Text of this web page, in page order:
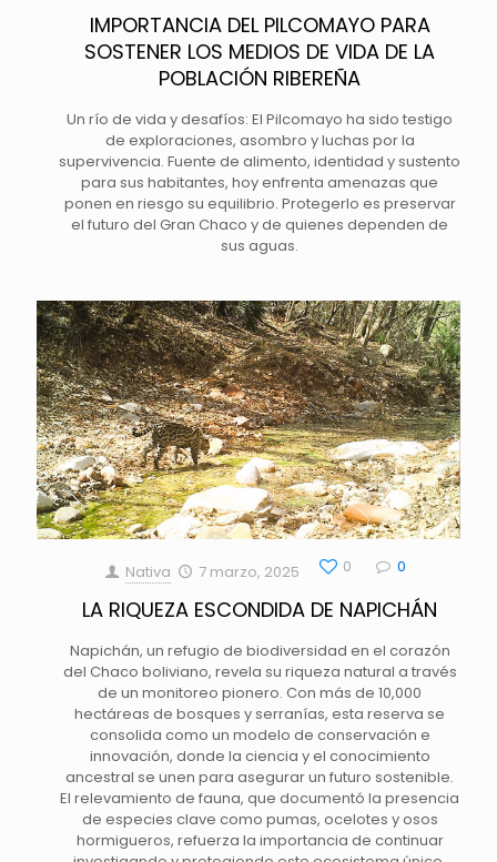
IMPORTANCIA DEL PILCOMAYO PARA
SOSTENER LOS MEDIOS DE VIDA DE LA
POBLACIÓN RIBEREÑA
Un río de vida y desafíos: El Pilcomayo ha sido testigo
de exploraciones, asombro y luchas por la
supervivencia. Fuente de alimento, identidad y sustento
para sus habitantes, hoy enfrenta amenazas que
ponen en riesgo su equilibrio. Protegerlo es preservar
el futuro del Gran Chaco y de quienes dependen de
sus aguas.
Nativa 7 marzo, 2025 0 0
LA RIQUEZA ESCONDIDA DE NAPICHÁN
Napichán, un refugio de biodiversidad en el corazón
del Chaco boliviano, revela su riqueza natural a través
de un monitoreo pionero. Con más de 10,000
hectáreas de bosques y serranías, esta reserva se
consolida como un modelo de conservación e
innovación, donde la ciencia y el conocimiento
ancestral se unen para asegurar un futuro sostenible.
El relevamiento de fauna, que documentó la presencia
de especies clave como pumas, ocelotes y osos
hormigueros, refuerza la importancia de continuar